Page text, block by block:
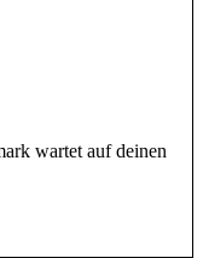
wartet auf deinen